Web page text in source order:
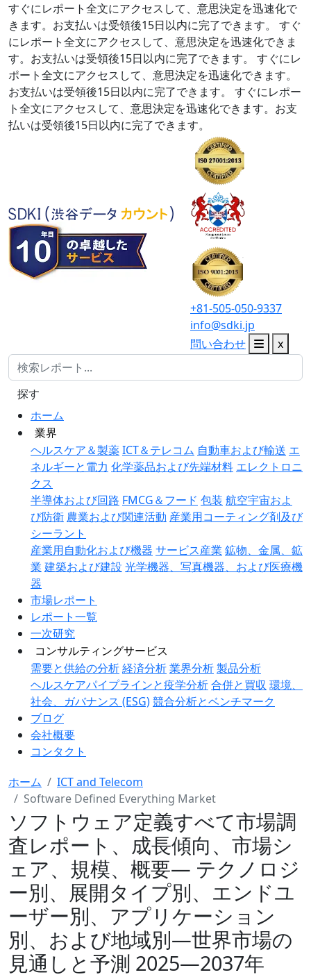
すぐにレポート全文にアクセスして、意思決定を迅速化で
きます。お支払いは受領後15日以内に完了できます。
すぐ
にレポート全文にアクセスして、意思決定を迅速化できま
す。お支払いは受領後15日以内に完了できます。
すぐにレ
ポート全文にアクセスして、意思決定を迅速化できます。
お支払いは受領後15日以内に完了できます。
すぐにレポー
ト全文にアクセスして、意思決定を迅速化できます。お支
払いは受領後15日以内に完了できます。
+81-505-050-9337
info@sdki.jp
問い合わせ
x
ホーム
業界
ヘルスケア＆製薬ICT＆テレコム 自動車および輸送 エ
ネルギーと電力 化学薬品および先端材料 エレクトロニ
クス
半導体および回路 FMCG＆フード 包装 航空宇宙およ
び防衛 農業および関連活動 産業用コーティング剤及び
シーラント
産業用自動化および機器 サービス産業 鉱物、金属、鉱
業 建築および建設 光学機器、写真機器、および医療機
器
市場レポート
レポート一覧
一次研究
コンサルティングサービス
需要と供給の分析経済分析業界分析製品分析
ヘルスケアパイプラインと疫学分析合併と買収 環境、
社会、ガバナンス (ESG)競合分析とベンチマーク
ブログ
会社概要
コンタクト
探す
ホーム
ICT and Telecom
Software Defined Everything Market
ソフトウェア定義すべて市場調
査レポート、成長傾向、市場シ
ェア、規模、概要― テクノロジ
ー別、展開タイプ別、エンドユ
ーザー別、アプリケーション
別、および地域別―世界市場の
見通しと予測 2025―2037年